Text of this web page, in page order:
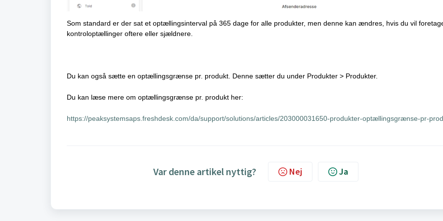
Som standard er der sat et optællingsinterval på 365 dage for alle produkter, men denne kan ændres, hvis du vil
kontroloptællinger oftere eller sjældnere.
Du kan også sætte en optællingsgrænse pr. produkt. Denne sætter du under Produkter > Produkter.
Du kan læse mere om optællingsgrænse pr. produkt her:
https://peaksystemsaps.freshdesk.com/da/support/solutions/articles/203000031650-produkter-optællingsgrænse-pr-
Var denne artikel nyttig? Nej Ja